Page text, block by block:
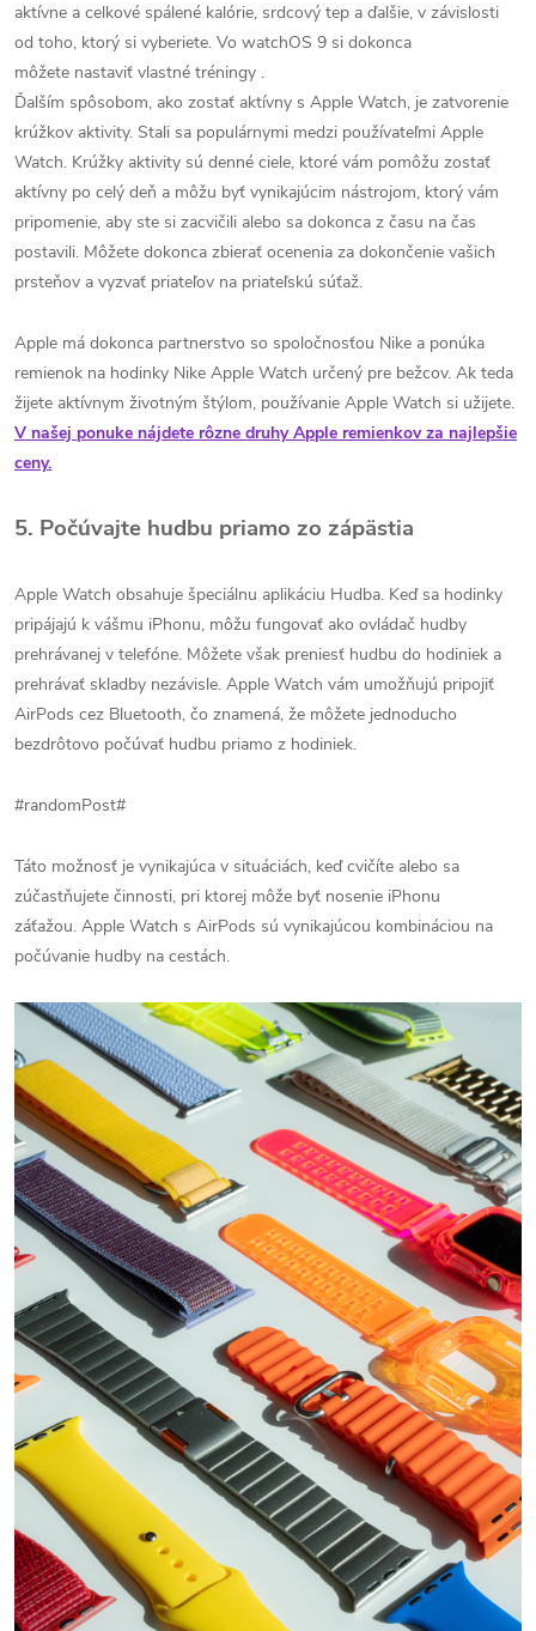
aktívne a celkové spálené kalórie, srdcový tep a ďalšie, v závislosti
od toho, ktorý si vyberiete. Vo watchOS 9 si dokonca
môžete nastaviť vlastné tréningy .
Ďalším spôsobom, ako zostať aktívny s Apple Watch, je zatvorenie
krúžkov aktivity. Stali sa populárnymi medzi používateľmi Apple
Watch. Krúžky aktivity sú denné ciele, ktoré vám pomôžu zostať
aktívny po celý deň a môžu byť vynikajúcim nástrojom, ktorý vám
pripomenie, aby ste si zacvičili alebo sa dokonca z času na čas
postavili. Môžete dokonca zbierať ocenenia za dokončenie vašich
prsteňov a vyzvať priateľov na priateľskú súťaž.
Apple má dokonca partnerstvo so spoločnosťou Nike a ponúka
remienok na hodinky Nike Apple Watch určený pre bežcov. Ak teda
žijete aktívnym životným štýlom, používanie Apple Watch si užijete.
V našej ponuke nájdete rôzne druhy Apple remienkov za najlepšie
ceny.
5. Počúvajte hudbu priamo zo zápästia
Apple Watch obsahuje špeciálnu aplikáciu Hudba. Keď sa hodinky
pripájajú k vášmu iPhonu, môžu fungovať ako ovládač hudby
prehrávanej v telefóne. Môžete však preniesť hudbu do hodiniek a
prehrávať skladby nezávisle. Apple Watch vám umožňujú pripojiť
AirPods cez Bluetooth, čo znamená, že môžete jednoducho
bezdrôtovo počúvať hudbu priamo z hodiniek.
#randomPost#
Táto možnosť je vynikajúca v situáciách, keď cvičíte alebo sa
zúčastňujete činnosti, pri ktorej môže byť nosenie iPhonu
záťažou. Apple Watch s AirPods sú vynikajúcou kombináciou na
počúvanie hudby na cestách.